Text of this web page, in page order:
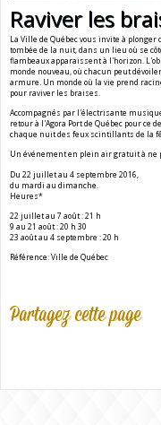
Raviver les
La Ville de Québec vous invite à
tombée de la nuit, dans un lieu où se
flambeaux apparaissent à l'horizon.
monde nouveau, où chacun peut
armure. Un monde où la vie prend
pour raviver les braises.
Accompagnés par l'électrisante
retour à l'Agora Port de Québec pour
chaque nuit des feux scintillants de la
Un événement en plein air gratuit à ne
Du 22 juillet au 4 septembre 2016,
du mardi au dimanche.
Heures*
22 juillet au 7 août : 21 h
9 au 21 août : 20 h 30
23 août au 4 septembre : 20 h
Référence: Ville de Québec
Partagez cette page